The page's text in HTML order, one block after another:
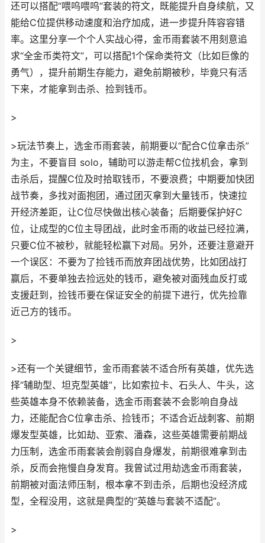
还可以搭配“喂呜喂呜”套装的符文，既能提升自身续航，又
能给C位提供移动速度和治疗加成，进一步提升阵容容错
率。这里分享一个个人实战心得，金币雨套装不用刻意追
求“全金币类符文”，可以搭配1个保命类符文（比如巨像的
勇气），提升前期生存能力，避免前期被秒，毕竟只有活
下来，才能拿到击杀、捡到钱币。
>
>玩法节奏上，选金币雨套装，前期要以“配合C位拿击杀”
为主，不要盲目 solo，辅助可以游走帮C位找机会，拿到
击杀后，提醒C位及时拾取钱币，不要浪费；中期要加快团
战节奏，多找对面抱团，通过团灭拿到大量钱币，快速拉
开经济差距，让C位尽快做出核心装备；后期要保护好C
位，让成型的C位主导团战，此时金币雨的收益已经拉满，
只要C位不被秒，就能轻松赢下对局。另外，还要注意避开
一个误区：不要为了捡钱币而放弃团战优势，比如团战打
赢后，不要单独去捡远处的钱币，避免被对面残血反打或
支援赶到，捡钱币要在保证安全的前提下进行，优先捡靠
近己方的钱币。
>
>还有一个关键细节，金币雨套装不适合所有英雄，优先选
择“辅助型、坦克型英雄”，比如索拉卡、石头人、牛头，这
些英雄本身不依赖装备，选金币雨套装不会影响自身战
力，还能配合C位拿击杀、捡钱币；不适合近战刺客、前期
爆发型英雄，比如劫、亚索、潘森，这些英雄需要前期战
力压制，选金币雨套装会削弱自身爆发，前期很难拿到击
杀，反而会拖慢自身发育。我曾试过用劫选金币雨套装，
前期被对面法师压制，根本拿不到击杀，后期也没经济成
型，全程没用，这就是典型的“英雄与套装不适配”。
>